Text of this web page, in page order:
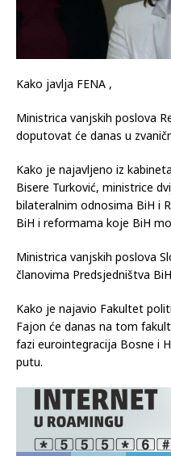
Kako javlja FENA ,
Ministrica vanjskih poslova
doputovat će danas u
Kako je najavljeno iz
Bisere Turković, ministrice
bilateralnim odnosima BiH i
BiH i reformama koje BiH
Ministrica vanjskih poslova
članovima Predsjedništva BiH.
Kako je najavio Fakultet
Fajon će danas na tom
fazi eurointegracija Bosne i
putu.